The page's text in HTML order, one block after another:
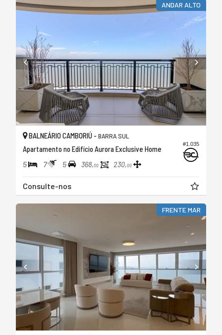
ANDAR ALTO
#1.035
BALNEÁRIO CAMBORIÚ - BARRA SUL
Apartamento no Edifício Aurora Exclusive Home
5 7 5 368,00 230,00
Consulte-nos
FRENTE MAR